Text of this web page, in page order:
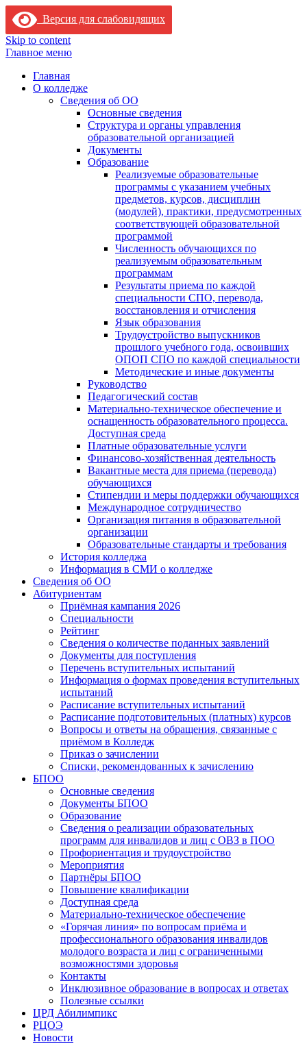
Версия для слабовидящих
Skip to content
Главное меню
Главная
О колледже
Сведения об ОО
Основные сведения
Структура и органы управления
образовательной организацией
Документы
Образование
Реализуемые образовательные
программы с указанием учебных
предметов, курсов, дисциплин
(модулей), практики, предусмотренных
соответствующей образовательной
программой
Численность обучающихся по
реализуемым образовательным
программам
Результаты приема по каждой
специальности СПО, перевода,
восстановления и отчисления
Язык образования
Трудоустройство выпускников
прошлого учебного года, освоивших
ОПОП СПО по каждой специальности
Методические и иные документы
Руководство
Педагогический состав
Материально-техническое обеспечение и
оснащенность образовательного процесса.
Доступная среда
Платные образовательные услуги
Финансово-хозяйственная деятельность
Вакантные места для приема (перевода)
обучающихся
Стипендии и меры поддержки обучающихся
Международное сотрудничество
Организация питания в образовательной
организации
Образовательные стандарты и требования
История колледжа
Информация в СМИ о колледже
Сведения об ОО
Абитуриентам
Приёмная кампания 2026
Специальности
Рейтинг
Сведения о количестве поданных заявлений
Документы для поступления
Перечень вступительных испытаний
Информация о формах проведения вступительных
испытаний
Расписание вступительных испытаний
Расписание подготовительных (платных) курсов
Вопросы и ответы на обращения, связанные с
приёмом в Колледж
Приказ о зачислении
Списки, рекомендованных к зачислению
БПОО
Основные сведения
Документы БПОО
Образование
Сведения о реализации образовательных
программ для инвалидов и лиц с ОВЗ в ПОО
Профориентация и трудоустройство
Мероприятия
Партнёры БПОО
Повышение квалификации
Доступная среда
Материально-техническое обеспечение
«Горячая линия» по вопросам приёма и
профессионального образования инвалидов
молодого возраста и лиц с ограниченными
возможностями здоровья
Контакты
Инклюзивное образование в вопросах и ответах
Полезные ссылки
ЦРД Абилимпикс
РЦОЭ
Новости